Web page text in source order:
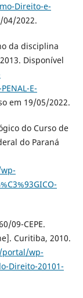
Direito-e-
04/2022.
da disciplina
Disponível
E-
em 19/05/2022.
do Curso de
do Paraná
09-CEPE.
Curitiba, 2010.
wp-
Direito-20101-